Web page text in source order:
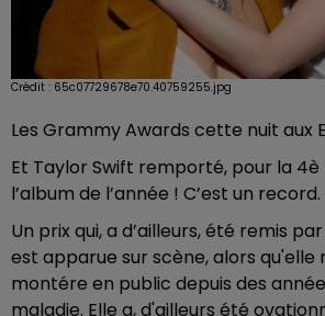
Crédit : 65c07729678e70.40759255.jpg
Les Grammy Awards cette nuit aux
Et Taylor Swift remporté, pour la 4è
l’album de l’année ! C’est un record.
Un prix qui, a d’ailleurs, été remis
est apparue sur scène, alors qu'elle
montére en public depuis des
maladie. Elle a, d'ailleurs été